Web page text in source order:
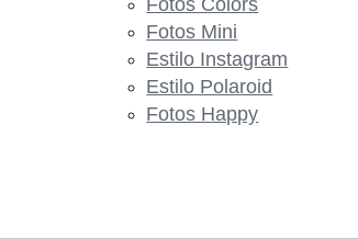
Fotos Colors
Fotos Mini
Estilo Instagram
Estilo Polaroid
Fotos Happy